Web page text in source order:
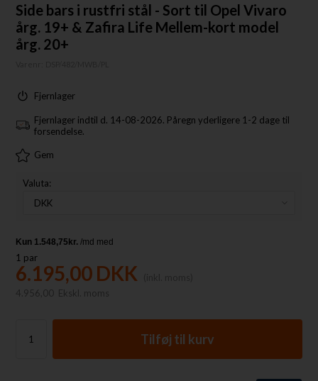
Side bars i rustfri stål - Sort til Opel Vivaro
årg. 19+ & Zafira Life Mellem-kort model
årg. 20+
Fjernlager
Fjernlager indtil d. 14-08-2026. Påregn yderligere 1-2 dage til
forsendelse.
Gem
Valuta:
1 par
6.195,00 DKK
4.956,00
Ekskl. moms